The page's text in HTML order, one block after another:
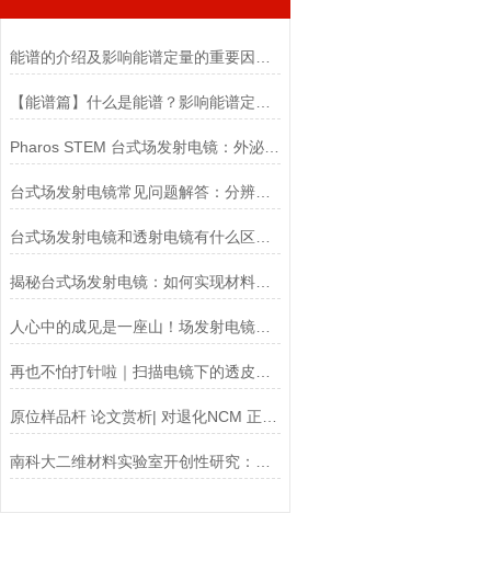
Pharos STEM 台式场发射电镜：外泌体形貌与粒径分析解决方案
台式场发射电镜常见问题解答：分辨率不足、图像漂移怎么解决？
揭秘台式场发射电镜：如何实现材料表面的超高分辨率成像
人心中的成见是一座山！场发射电镜从“大而复杂”到“小而强大”